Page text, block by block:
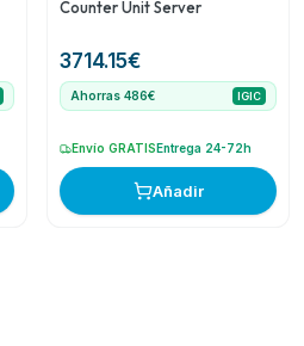
Counter Unit Server
3714.15€
Ahorras 486€ IGIC
Envío GRATIS Entrega 24-72h
Añadir